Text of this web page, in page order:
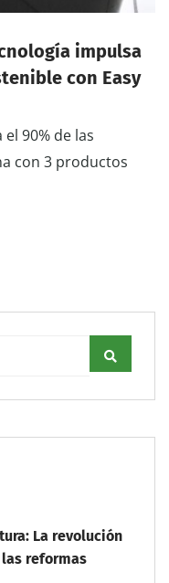
impulsa
con Easy
90% de las
con 3 productos
La revolución
reformas